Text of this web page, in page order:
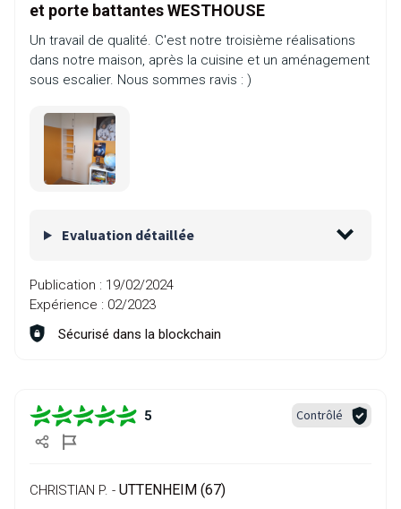
et porte battantes WESTHOUSE
Un travail de qualité. C'est notre troisième réalisations
dans notre maison, après la cuisine et un aménagement
sous escalier. Nous sommes ravis : )
Evaluation détaillée
Publication : 19/02/2024
Expérience : 02/2023
Sécurisé dans la blockchain
5 Contrôlé
CHRISTIAN P. - UTTENHEIM (67)